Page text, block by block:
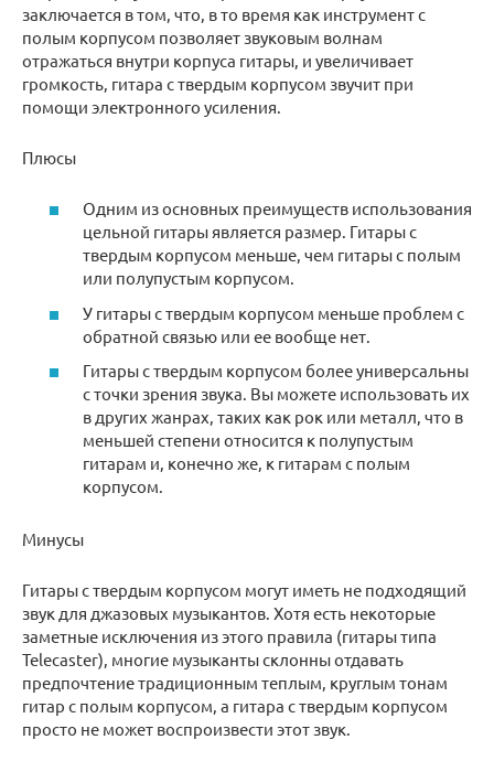
заключается в том, что, в то время как инструмент с
полым корпусом позволяет звуковым волнам
отражаться внутри корпуса гитары, и увеличивает
громкость, гитара с твердым корпусом звучит при
помощи электронного усиления.
Плюсы
Одним из основных преимуществ использования
цельной гитары является размер. Гитары с
твердым корпусом меньше, чем гитары с полым
или полупустым корпусом.
У гитары с твердым корпусом меньше проблем с
обратной связью или ее вообще нет.
Гитары с твердым корпусом более универсальны
с точки зрения звука. Вы можете использовать их
в других жанрах, таких как рок или металл, что в
меньшей степени относится к полупустым
гитарам и, конечно же, к гитарам с полым
корпусом.
Минусы
Гитары с твердым корпусом могут иметь не подходящий
звук для джазовых музыкантов. Хотя есть некоторые
заметные исключения из этого правила (гитары типа
Telecaster), многие музыканты склонны отдавать
предпочтение традиционным теплым, круглым тонам
гитар с полым корпусом, а гитара с твердым корпусом
просто не может воспроизвести этот звук.